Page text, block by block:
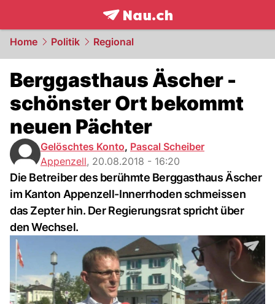
frontpage.NAU.ch
Home Politik Regional
Berggasthaus Äscher -
schönster Ort bekommt
neuen Pächter
Gelöschtes Konto, Pascal Scheiber
Appenzell, 20.08.2018 - 16:20
Die Betreiber des berühmte Berggasthaus Äscher
im Kanton Appenzell-Innerrhoden schmeissen
das Zepter hin. Der Regierungsrat spricht über
den Wechsel.